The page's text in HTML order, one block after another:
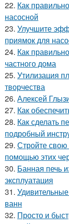
22. Как
насосной
23. Улучшите
приямок для
24. Как
частного дома
25. Утилизация
творчества
26. Алексей
27. Как
28. Как сделать
подробный
29. Стройте свою
помощью этих
30. Банная печь
эксплуатация
31.
ванн
32. Просто и